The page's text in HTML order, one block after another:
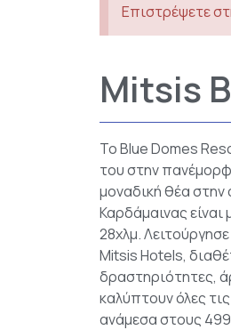
Επιστρέψετε
Mitsis
Το Blue Domes
του στην
μοναδική θέα
Καρδάμαινας είναι
28χλμ.
Mitsis Hotels,
δραστηριότητες,
καλύπτουν όλες
ανάμεσα στους